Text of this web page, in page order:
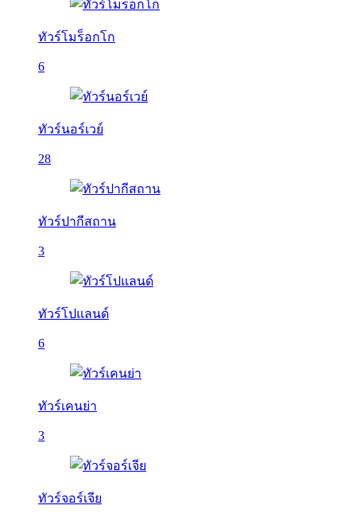
ทัวร์โมร็อกโก
6
ทัวร์นอร์เวย์
28
ทัวร์ปากีสถาน
3
ทัวร์โปแลนด์
6
ทัวร์เคนย่า
3
ทัวร์จอร์เจีย